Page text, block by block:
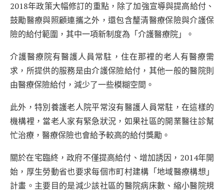
2018年政策大幅修訂的重點，除了加強宣導與提高給付、
鼓勵醫療與照顧連攜之外，還包含釐清醫療保險與介護保
險的給付範圍，其中一項新制度為「介護醫療院」。
介護醫療院有醫護人員常駐，住在那裡的老人有醫療需
求，所提供的服務是由介護保險給付，其他一般的醫院則
由醫療保險給付，減少了一些模糊空間。
此外，特別養護老人院平常沒有醫護人員常駐，在這樣的
機構裡，當老人家有緊急狀況，如果社區的開業醫往診幫
忙治療，醫療保險也會給予較高的給付獎勵。
關於在宅臨終，政府不僅提高給付、增加誘因，2014年開
始，厚生勞動省也要求每個市町村建構「地域醫療構想」
計畫。主要目的是減少該社區的醫院病床數、縮小醫院規